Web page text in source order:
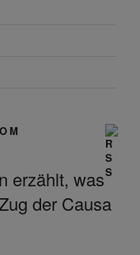
erzählt, was
der Causa